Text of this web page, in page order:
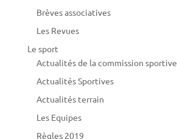
Brèves associatives
Les Revues
Le sport
Actualités de la commission sportive
Actualités Sportives
Actualités terrain
Les Equipes
Règles 2019